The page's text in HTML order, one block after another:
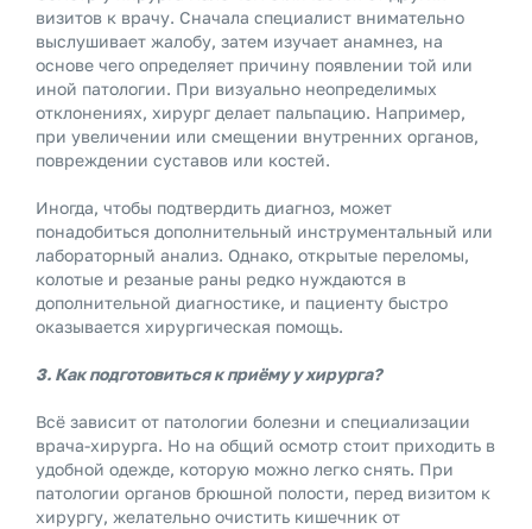
визитов к врачу. Сначала специалист внимательно
выслушивает жалобу, затем изучает анамнез, на
основе чего определяет причину появлении той или
иной патологии. При визуально неопределимых
отклонениях, хирург делает пальпацию. Например,
при увеличении или смещении внутренних органов,
повреждении суставов или костей.
Иногда, чтобы подтвердить диагноз, может
понадобиться дополнительный инструментальный или
лабораторный анализ. Однако, открытые переломы,
колотые и резаные раны редко нуждаются в
дополнительной диагностике, и пациенту быстро
оказывается хирургическая помощь.
3. Как подготовиться к приёму у хирурга?
Всё зависит от патологии болезни и специализации
врача-хирурга. Но на общий осмотр стоит приходить в
удобной одежде, которую можно легко снять. При
патологии органов брюшной полости, перед визитом к
хирургу, желательно очистить кишечник от